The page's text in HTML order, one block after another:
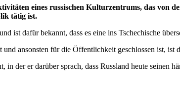
eines russischen Kulturzentrums, das von
tätig ist.
ist dafür bekannt, dass es eine ins Tschechische
ansonsten für die Öffentlichkeit geschlossen ist, ist
der er darüber sprach, dass Russland heute seinen